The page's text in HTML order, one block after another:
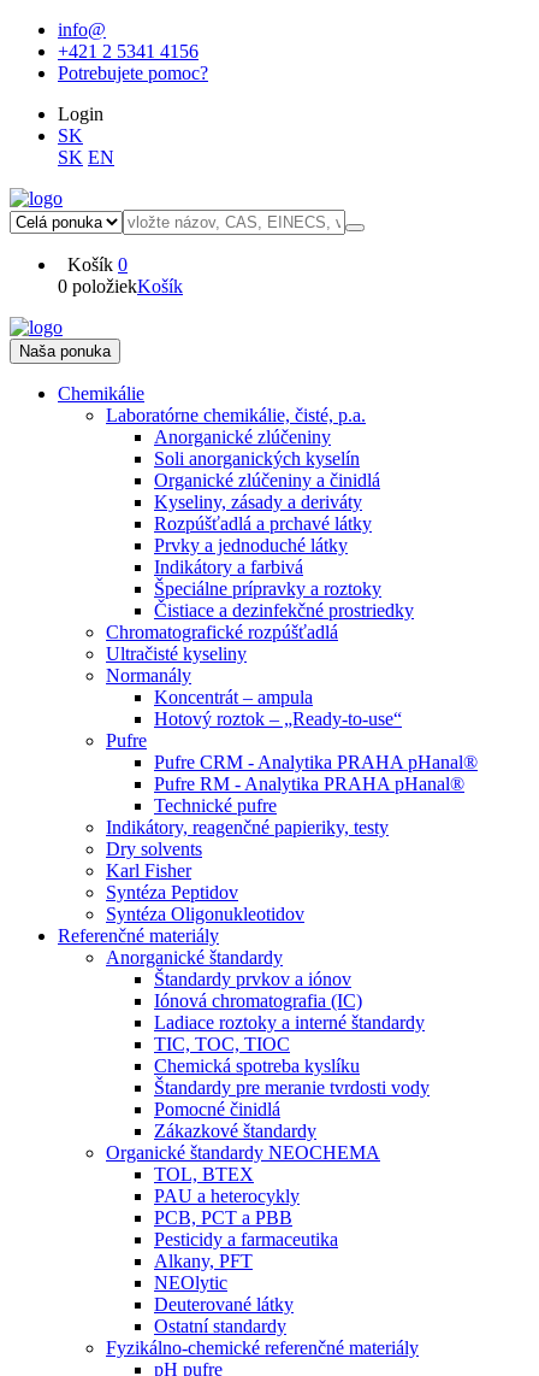
info@
+421 2 5341 4156
Potrebujete pomoc?
Login
SK
SK EN
Košík 0
0 položiekKošík
Naša ponuka
Chemikálie
Laboratórne chemikálie, čisté, p.a.
Anorganické zlúčeniny
Soli anorganických kyselín
Organické zlúčeniny a činidlá
Kyseliny, zásady a deriváty
Rozpúšťadlá a prchavé látky
Prvky a jednoduché látky
Indikátory a farbivá
Špeciálne prípravky a roztoky
Čistiace a dezinfekčné prostriedky
Chromatografické rozpúšťadlá
Ultračisté kyseliny
Normanály
Koncentrát – ampula
Hotový roztok – „Ready-to-use“
Pufre
Pufre CRM - Analytika PRAHA pHanal®
Pufre RM - Analytika PRAHA pHanal®
Technické pufre
Indikátory, reagenčné papieriky, testy
Dry solvents
Karl Fisher
Syntéza Peptidov
Syntéza Oligonukleotidov
Referenčné materiály
Anorganické štandardy
Štandardy prvkov a iónov
Iónová chromatografia (IC)
Ladiace roztoky a interné štandardy
TIC, TOC, TIOC
Chemická spotreba kyslíku
Štandardy pre meranie tvrdosti vody
Pomocné činidlá
Zákazkové štandardy
Organické štandardy NEOCHEMA
TOL, BTEX
PAU a heterocykly
PCB, PCT a PBB
Pesticidy a farmaceutika
Alkany, PFT
NEOlytic
Deuterované látky
Ostatní standardy
Fyzikálno-chemické referenčné materiály
pH pufre